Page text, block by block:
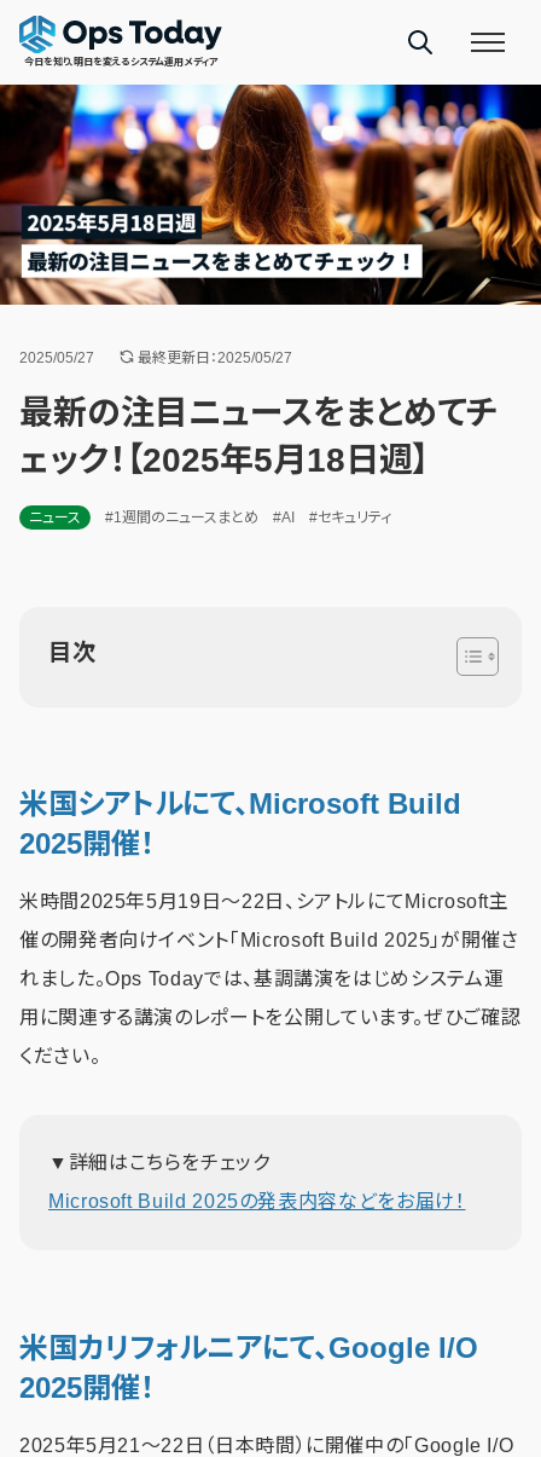
今日を知り、明日を変えるシステム運用メディア
2025/05/27 最終更新日：2025/05/27
最新の注目ニュースをまとめてチ
ェック！【2025年5月18日週】
ニュース #1週間のニュースまとめ #AI #セキュリティ
目次
米国シアトルにて、Microsoft Build
2025開催！
米時間2025年5月19日～22日、シアトルにてMicrosoft主
催の開発者向けイベント「Microsoft Build 2025」が開催さ
れました。Ops Todayでは、基調講演をはじめシステム運
用に関連する講演のレポートを公開しています。ぜひご確認
ください。
▼詳細はこちらをチェック
Microsoft Build 2025の発表内容などをお届け！
米国カリフォルニアにて、Google I/O
2025開催！
2025年5月21～22日（日本時間）に開催中の「Google I/O